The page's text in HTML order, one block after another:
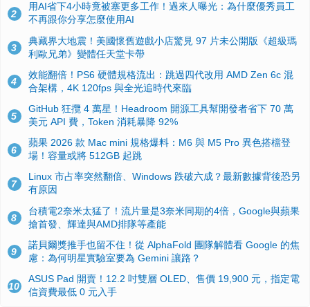
2
用AI省下4小時竟被塞更多工作！過來人曝光：為什麼優秀員工
不再跟你分享怎麼使用AI
3
典藏界大地震！美國懷舊遊戲小店驚見 97 片未公開版《超級瑪
利歐兄弟》變體任天堂卡帶
4
效能翻倍！PS6 硬體規格流出：跳過四代改用 AMD Zen 6c 混
合架構，4K 120fps 與全光追時代來臨
5
GitHub 狂攬 4 萬星！Headroom 開源工具幫開發者省下 70 萬
美元 API 費，Token 消耗暴降 92%
6
蘋果 2026 款 Mac mini 規格爆料：M6 與 M5 Pro 異色搭檔登
場！容量或將 512GB 起跳
7
Linux 市占率突然翻倍、Windows 跌破六成？最新數據背後恐另
有原因
8
台積電2奈米太猛了！流片量是3奈米同期的4倍，Google與蘋果
搶首發、輝達與AMD排隊等產能
9
諾貝爾獎推手也留不住！從 AlphaFold 團隊解體看 Google 的焦
慮：為何明星實驗室要為 Gemini 讓路？
10
ASUS Pad 開賣！12.2 吋雙層 OLED、售價 19,900 元，指定電
信資費最低 0 元入手